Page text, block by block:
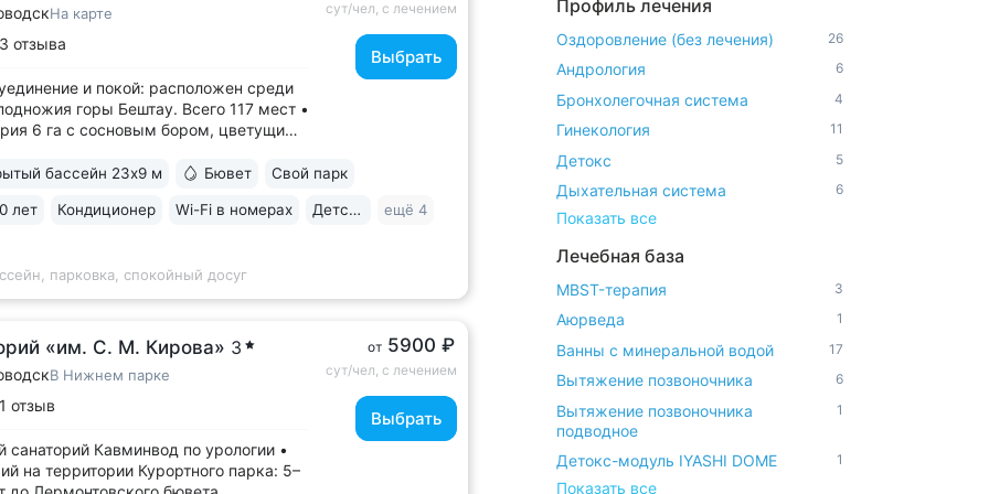
На карте
отзыва
и покой: расположен среди
горы Бештау. Всего 117 мест •
6 га с сосновым бором, цветущими
гамаками и беседками • Собственная
склонам • Бесплатный трансфер...
сут/чел, с лечением
Выбрать
бассейн 23х9 м Бювет Свой парк
лет Кондиционер Wi-Fi в номерах Детская комната ещё 4
парковка, спокойный досуг
«им. С. М. Кирова» 3
В Нижнем парке
отзыв
санаторий Кавминвод по урологии •
на территории Курортного парка: 5–
от 5900 ₽
сут/чел, с лечением
Выбрать
Профиль лечения
Оздоровление (без лечения) 26
Андрология 6
Бронхолегочная система 4
Гинекология 11
Детокс 5
Дыхательная система 6
Показать все
Лечебная база
MBST-терапия 3
Аюрведа 1
Ванны с минеральной водой 17
Вытяжение позвоночника 6
Вытяжение позвоночника
подводное
1
Детокс-модуль IYASHI DOME 1
Показать все